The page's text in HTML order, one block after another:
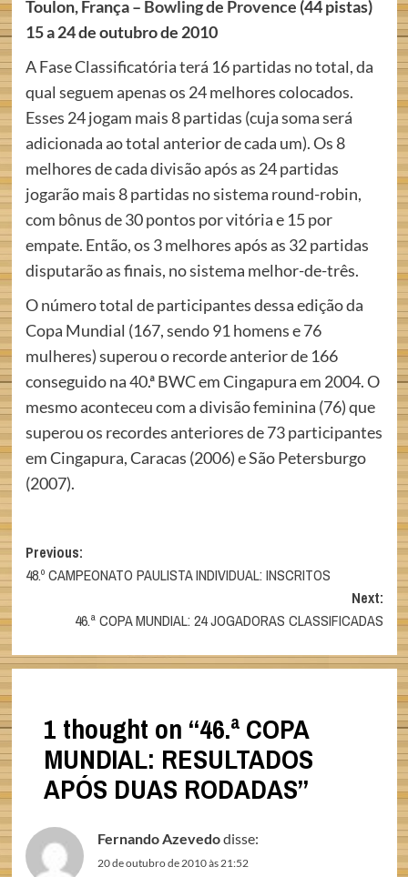
Toulon, França – Bowling de Provence (44 pistas)
15 a 24 de outubro de 2010
A Fase Classificatória terá 16 partidas no total, da
qual seguem apenas os 24 melhores colocados.
Esses 24 jogam mais 8 partidas (cuja soma será
adicionada ao total anterior de cada um). Os 8
melhores de cada divisão após as 24 partidas
jogarão mais 8 partidas no sistema round-robin,
com bônus de 30 pontos por vitória e 15 por
empate. Então, os 3 melhores após as 32 partidas
disputarão as finais, no sistema melhor-de-três.
O número total de participantes dessa edição da
Copa Mundial (167, sendo 91 homens e 76
mulheres) superou o recorde anterior de 166
conseguido na 40.ª BWC em Cingapura em 2004. O
mesmo aconteceu com a divisão feminina (76) que
superou os recordes anteriores de 73 participantes
em Cingapura, Caracas (2006) e São Petersburgo
(2007).
Post
navigation
Previous:
48.º CAMPEONATO PAULISTA INDIVIDUAL: INSCRITOS
Next:
46.ª COPA MUNDIAL: 24 JOGADORAS CLASSIFICADAS
1 thought on “46.ª COPA
MUNDIAL: RESULTADOS
APÓS DUAS RODADAS”
Fernando Azevedodisse:
20 de outubro de 2010 às 21:52